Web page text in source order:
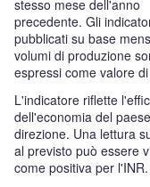
stesso mese dell'anno
precedente. Gli
pubblicati su base
volumi di produzione
espressi come valore
L'indicatore riflette
dell'economia del
direzione. Una lettura
al previsto può essere
come positiva per l'INR.